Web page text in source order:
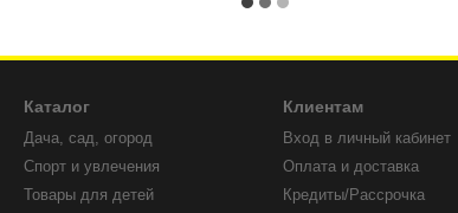
Каталог
Дача, сад, огород
Спорт и увлечения
Товары для детей
Клиентам
Вход в личный кабинет
Оплата и доставка
Кредиты/Рассрочка